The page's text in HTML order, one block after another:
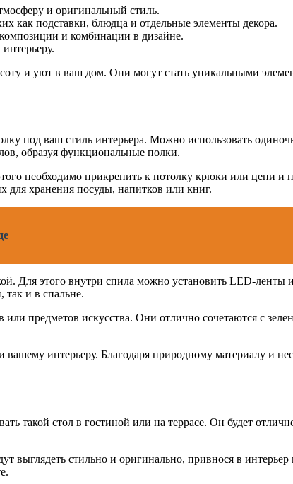
и оригинальный стиль.
как подставки, блюдца и отдельные элементы декора.
и комбинации в дизайне.
и уют в ваш дом. Они могут стать уникальными
под ваш стиль интерьера. Можно использовать
образуя функциональные полки.
необходимо прикрепить к потолку крюки или цепи и
для хранения посуды, напитков или книг.
Для этого внутри спила можно установить LED-ленты
так и в спальне.
предметов искусства. Они отлично сочетаются с
интерьеру. Благодаря природному материалу и
такой стол в гостиной или на террасе. Он будет
стильно и оригинально, привнося в интерьер